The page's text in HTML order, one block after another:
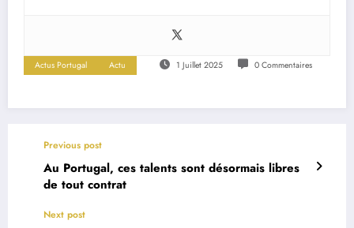
Actus Portugal Actu 1 Juillet 2025 0 Commentaires
Previous post
Au Portugal, ces talents sont désormais libres
de tout contrat
Next post